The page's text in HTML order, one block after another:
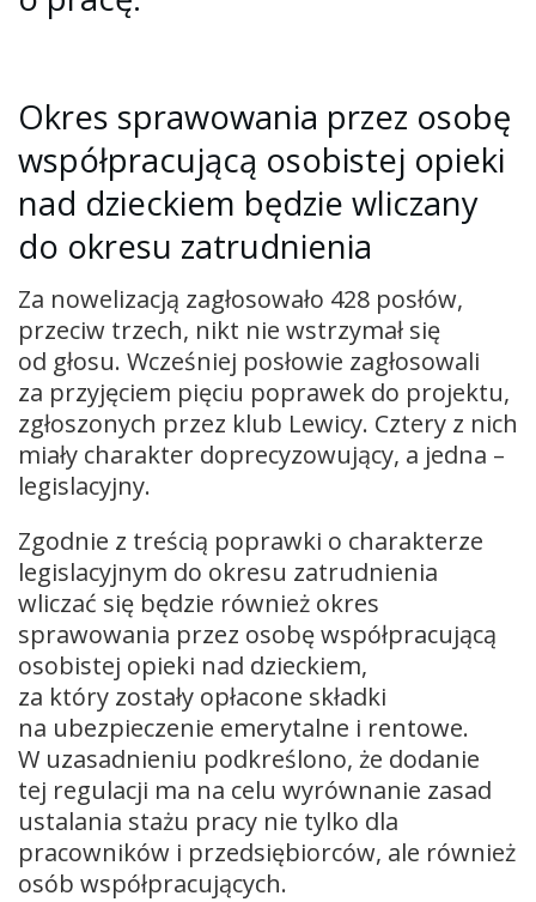
Okres sprawowania przez osobę
współpracującą osobistej opieki
nad dzieckiem będzie wliczany
do okresu zatrudnienia
Za nowelizacją zagłosowało 428 posłów,
przeciw trzech, nikt nie wstrzymał się
od głosu. Wcześniej posłowie zagłosowali
za przyjęciem pięciu poprawek do projektu,
zgłoszonych przez klub Lewicy. Cztery z nich
miały charakter doprecyzowujący, a jedna –
legislacyjny.
Zgodnie z treścią poprawki o charakterze
legislacyjnym do okresu zatrudnienia
wliczać się będzie również okres
sprawowania przez osobę współpracującą
osobistej opieki nad dzieckiem,
za który zostały opłacone składki
na ubezpieczenie emerytalne i rentowe.
W uzasadnieniu podkreślono, że dodanie
tej regulacji ma na celu wyrównanie zasad
ustalania stażu pracy nie tylko dla
pracowników i przedsiębiorców, ale również
osób współpracujących.